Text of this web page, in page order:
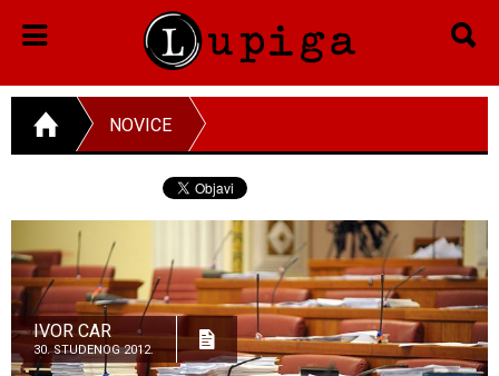
NOVICE
IVOR CAR
30. STUDENOG 2012.